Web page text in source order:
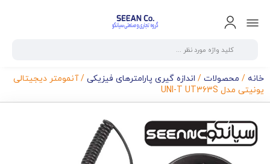
خانه / محصولات / اندازه گیری پارامترهای فیزیکی / آنمومتر دیجیتالی
یونیتی مدل UNI-T UT363S